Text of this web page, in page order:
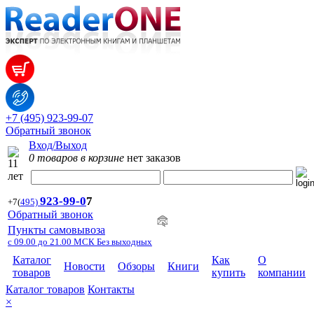
+7 (495) 923-99-07
Обратный звонок
Вход/Выход
0 товаров в корзине нет заказов
+7(495) 923-99-07
Обратный звонок
Пункты самовывоза
с 09.00 до 21.00 МСК Без выходных
Каталог
товаров
Новости Обзоры Книги
Как
купить
О
компании
Каталог товаров Контакты
×